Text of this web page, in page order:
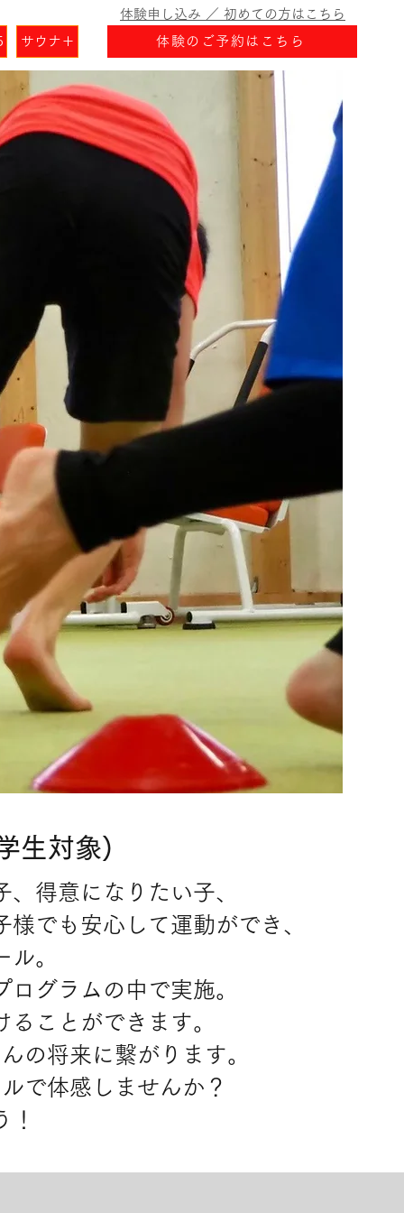
サウナ＋
体験申し込み ／ 初めての方はこちら
体験のご予約はこちら
生対象)
得意になりたい子、
でも安心して運動ができ、
。
グラムの中で実施。
ことができます。
の将来に繋がります。
で体感しませんか？